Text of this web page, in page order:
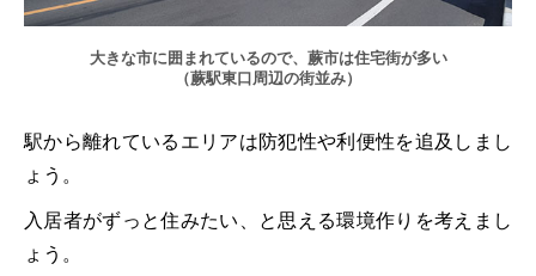
大きな市に囲まれているので、蕨市は住宅街が多い
（蕨駅東口周辺の街並み）
駅から離れているエリアは防犯性や利便性を追及しまし
ょう。
入居者がずっと住みたい、と思える環境作りを考えまし
ょう。